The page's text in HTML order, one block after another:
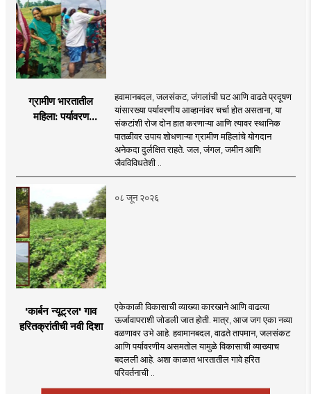
ग्रामीण भारतातील
महिला: पर्यावरण
हवामानबदल, जलसंकट, जंगलांची घट आणि वाढते प्रदूषण
यांसारख्या पर्यावरणीय आव्हानांवर चर्चा होत असताना, या
संकटांशी रोज दोन हात करणाऱ्या आणि त्यावर स्थानिक
पातळीवर उपाय शोधणाऱ्या ग्रामीण महिलांचे योगदान
अनेकदा दुर्लक्षित राहते. जल, जंगल, जमीन आणि
जैवविविधतेशी ..
०८ जून २०२६
'कार्बन न्यूट्रल' गाव
हरितक्रांतीची नवी दिशा
एकेकाळी विकासाची व्याख्या कारखाने आणि वाढत्या
ऊर्जावापराशी जोडली जात होती. मात्र, आज जग एका नव्या
वळणावर उभे आहे. हवामानबदल, वाढते तापमान, जलसंकट
आणि पर्यावरणीय असमतोल यामुळे विकासाची व्याख्याच
बदलली आहे. अशा काळात भारतातील गावे हरित
परिवर्तनाची ..